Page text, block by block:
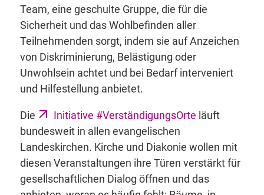
Team, eine geschulte Gruppe, die für die
Sicherheit und das Wohlbefinden aller
Teilnehmenden sorgt, indem sie auf Anzeichen
von Diskriminierung, Belästigung oder
Unwohlsein achtet und bei Bedarf interveniert
und Hilfestellung anbietet.
Die Initiative #VerständigungsOrte läuft
bundesweit in allen evangelischen
Landeskirchen. Kirche und Diakonie wollen mit
diesen Veranstaltungen ihre Türen verstärkt für
gesellschaftlichen Dialog öffnen und das